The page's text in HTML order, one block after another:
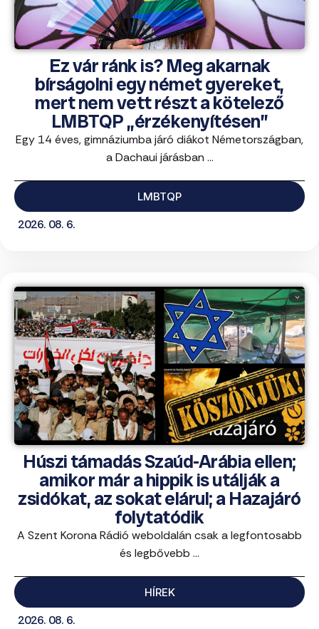
Ez vár ránk is? Meg akarnak
bírságolni egy német gyereket,
mert nem vett részt a kötelező
LMBTQP „érzékenyítésen”
Egy 14 éves, gimnáziumba járó diákot Németországban,
a Dachaui járásban ...
LMBTQP
2026. 08. 6.
Húszi támadás Szaúd-Arábia ellen;
amikor már a hippik is utálják a
zsidókat, az sokat elárul; a Hazajáró
folytatódik
A Szent Korona Rádió weboldalán csak a legfontosabb
és legbővebb ...
HÍREK
2026. 08. 6.